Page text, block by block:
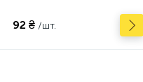
92 ₴ /шт.